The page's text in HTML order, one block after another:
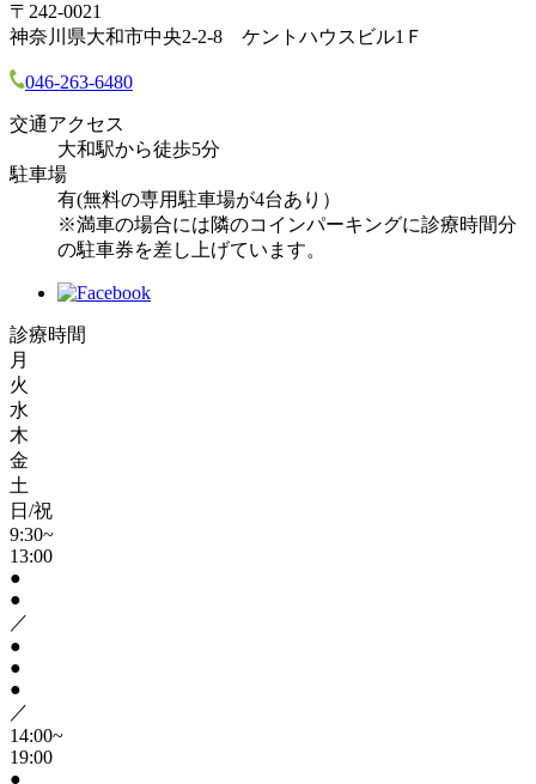
〒242-0021
神奈川県大和市中央2-2-8 ケントハウスビル1Ｆ
046-263-6480
交通アクセス
大和駅から徒歩5分
駐車場
有(無料の専用駐車場が4台あり）
※満車の場合には隣のコインパーキングに診療時間分
の駐車券を差し上げています。
診療時間
月
火
水
木
金
土
日/祝
9:30~
13:00
●
●
／
●
●
●
／
14:00~
19:00
●